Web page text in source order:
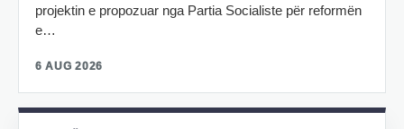
projektin e propozuar nga Partia Socialiste për reformën
e…
6 AUG 2026